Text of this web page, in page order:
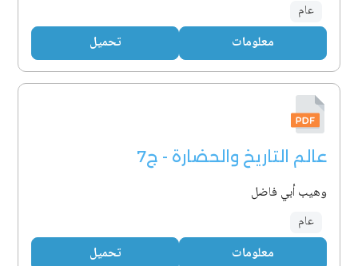
عام
معلومات تحميل
عالم التاريخ والحضارة - ج7
وهيب أبي فاضل
عام
معلومات تحميل